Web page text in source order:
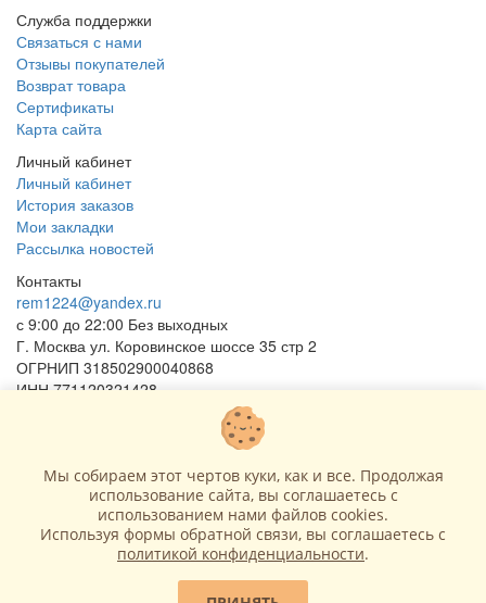
Служба поддержки
Связаться с нами
Отзывы покупателей
Возврат товара
Сертификаты
Карта сайта
Личный кабинет
Личный кабинет
История заказов
Мои закладки
Рассылка новостей
Контакты
rem1224@yandex.ru
с 9:00 до 22:00 Без выходных
Г. Москва ул. Коровинское шоссе 35 стр 2
ОГРНИП 318502900040868
ИНН 771120321428
(с) 2015 - 2026 “SharLime”, копирование контента запрещено и
преследуется законом!
Мы собираем этот чертов куки, как и все. Продолжая
использование сайта, вы соглашаетесь c
использованием нами файлов cookies.
Используя формы обратной связи, вы соглашаетесь с
политикой конфиденциальности.